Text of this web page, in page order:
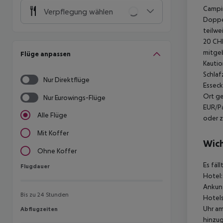
Verpflegung wählen
Flüge anpassen
Nur Direktflüge
Nur Eurowings-Flüge
Alle Flüge
Mit Koffer
Ohne Koffer
Flugdauer
Flugdauer
Bis zu 24 Stunden
Abflugzeiten
Abflugzeiten
20
Ort
EUR/
oder
Es
Hotel:
Uhr